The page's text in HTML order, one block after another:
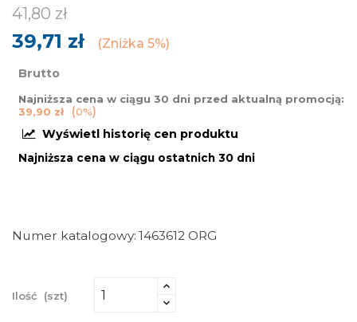
41,80 zł
39,71 zł Zniżka 5%
Brutto
Najniższa cena w ciągu 30 dni przed aktualną promocją:
39,90 zł
0%
Wyświetl historię cen produktu
Najniższa cena w ciągu ostatnich 30 dni
Numer katalogowy 1463612 ORG
Ilość (szt)